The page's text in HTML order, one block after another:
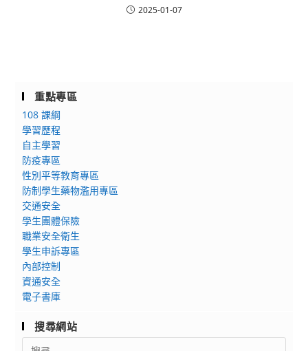
2025-01-07
重點專區
108 課綱
學習歷程
自主學習
防疫專區
性別平等教育專區
防制學生藥物濫用專區
交通安全
學生團體保險
職業安全衛生
學生申訴專區
內部控制
資通安全
電子書庫
搜尋網站
Search